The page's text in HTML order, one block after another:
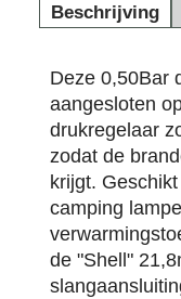
Beschrijving
Deze 0,50Bar
aangesloten
drukregelaar
zodat de
krijgt.
camping
de "Shell"